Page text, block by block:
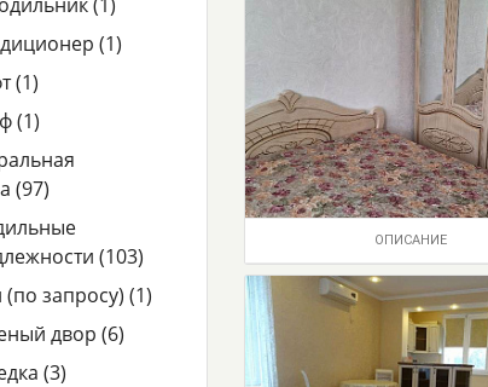
ОПИСАНИЕ
(1)
(1)
(1)
(97)
(103)
запросу) (1)
двор (6)
(3)